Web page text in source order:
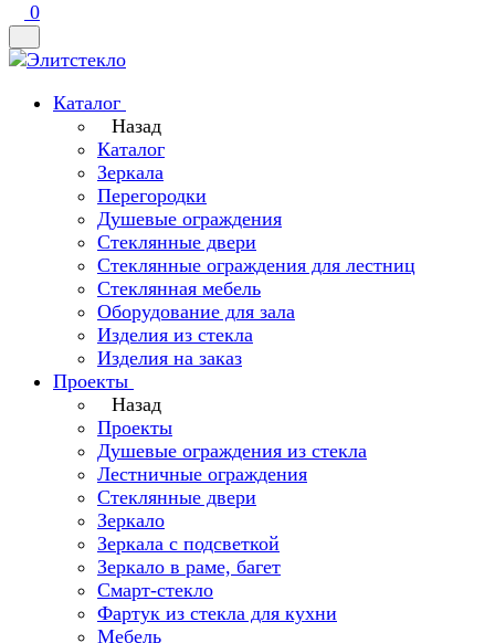
0
Каталог
Назад
Каталог
Зеркала
Перегородки
Душевые ограждения
Стеклянные двери
Стеклянные ограждения для лестниц
Стеклянная мебель
Оборудование для зала
Изделия из стекла
Изделия на заказ
Проекты
Назад
Проекты
Душевые ограждения из стекла
Лестничные ограждения
Стеклянные двери
Зеркало
Зеркала с подсветкой
Зеркало в раме, багет
Смарт-стекло
Фартук из стекла для кухни
Мебель